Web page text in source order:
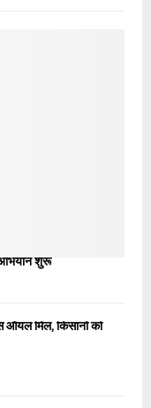
शुरू
ऑयल मिल, किसानों को